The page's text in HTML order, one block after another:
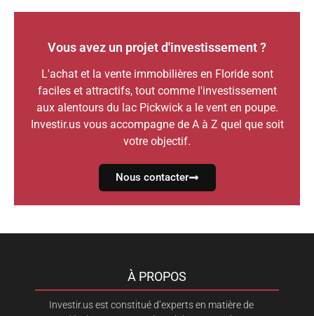
Vous avez un projet d'investissement ?
L'achat et la vente immobilières en Floride sont
faciles et attractifs, tout comme l'investissement
aux alentours du lac Pickwick a le vent en poupe.
Investir.us vous accompagne de A à Z quel que soit
votre objectif.
Nous contacter
À PROPOS
Investir.us est constitué d’experts en matière de